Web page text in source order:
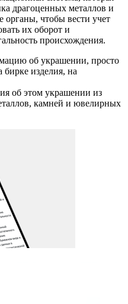
драгоценных металлов и
органы, чтобы вести учет
их оборот и
происхождения.
об украшении, просто
изделия, на
об этом украшении из
камней и ювелирных